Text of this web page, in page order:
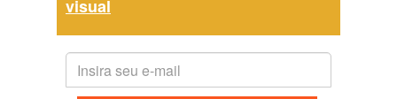
visual